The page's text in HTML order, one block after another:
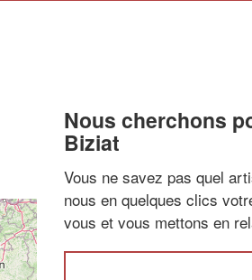
Nous cherchons
Biziat
Vous ne savez pas quel
nous en quelques clics
vous et vous mettons en